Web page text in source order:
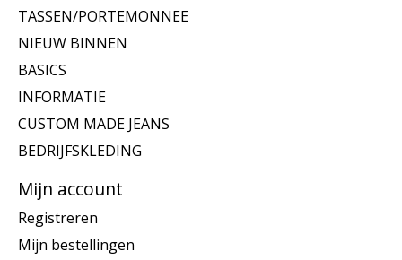
TASSEN/PORTEMONNEE
NIEUW BINNEN
BASICS
INFORMATIE
CUSTOM MADE JEANS
BEDRIJFSKLEDING
Mijn account
Registreren
Mijn bestellingen